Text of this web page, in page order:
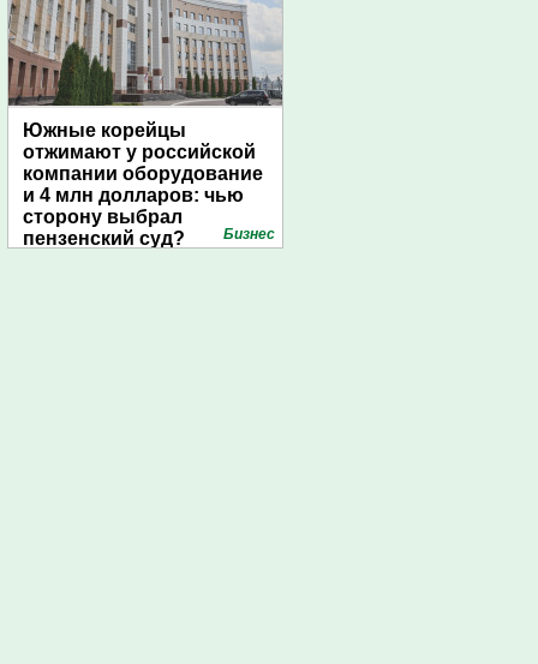
Южные корейцы
отжимают у российской
компании оборудование
и 4 млн долларов: чью
сторону выбрал
пензенский суд?
Бизнес